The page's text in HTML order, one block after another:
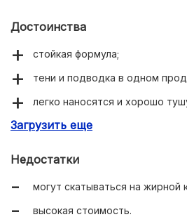
Достоинства
стойкая формула;
тени и подводка в одном
легко наносятся и хорошо
высокая пигментация;
Загрузить еще
Недостатки
могут скатываться на жирной
высокая стоимость.